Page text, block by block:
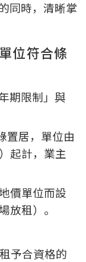
同時，清晰掌
位符合條
期限制」與
置居，單位由
起計，業主
價單位而設
放租）。
予合資格的